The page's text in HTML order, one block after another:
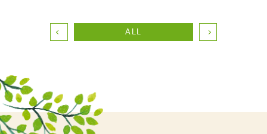
ALL